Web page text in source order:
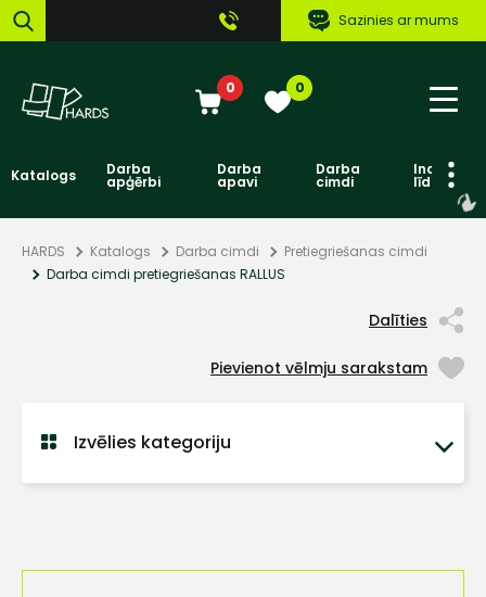
Sazinies ar mums
0 0
Katalogs Darba
apģērbi
Darba
apavi
Darba
cimdi līdzekļi
HARDS Katalogs Darba cimdi
Pretiegriešanas cimdi
Darba cimdi pretiegriešanas RALLUS
Dalīties
Pievienot vēlmju sarakstam
Izvēlies kategoriju